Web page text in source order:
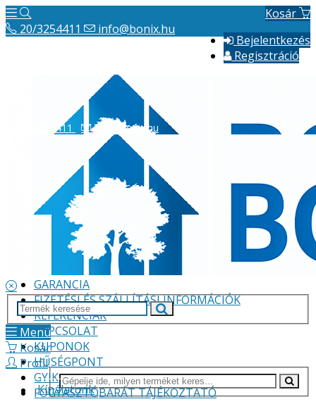
Kosár
Bejelentkezés
Regisztráció
20/3254411 info@bonix.hu
VÁLLALKOZÁS BEMUTATÁSA
GARANCIA
FIZETÉSI ÉS SZÁLLÍTÁSI INFORMÁCIÓK
REFERENCIÁK
KAPCSOLAT
KUPONOK
HŰSÉGPONT
GYIK
FOGYASZTÓBARÁT TÁJÉKOZTATÓ
20/3254411 info@bonix.hu
Menü
Kosár
Profil
Kínálatunk